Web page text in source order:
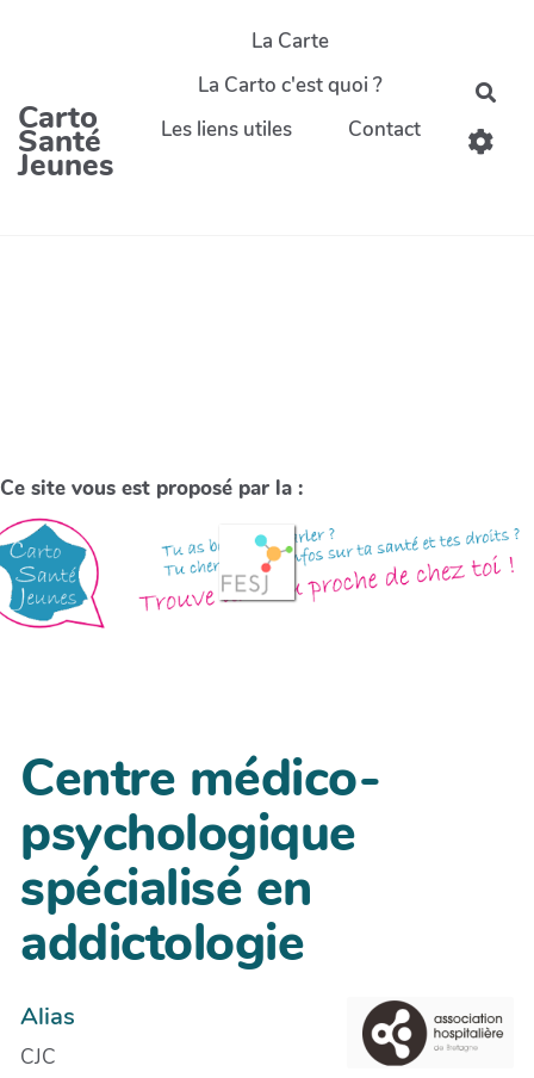
Carto
Santé
Jeunes
La Carte
La Carto c'est quoi ?
Les liens utiles
Contact
Ce site vous est proposé par la :
Centre médico-
psychologique
spécialisé en
addictologie
Alias
CJC